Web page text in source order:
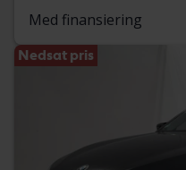
Med finansiering
Nedsat pris